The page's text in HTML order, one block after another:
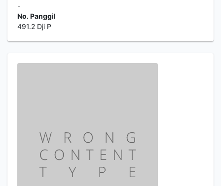
-
No. Panggil
491.2 Dji P